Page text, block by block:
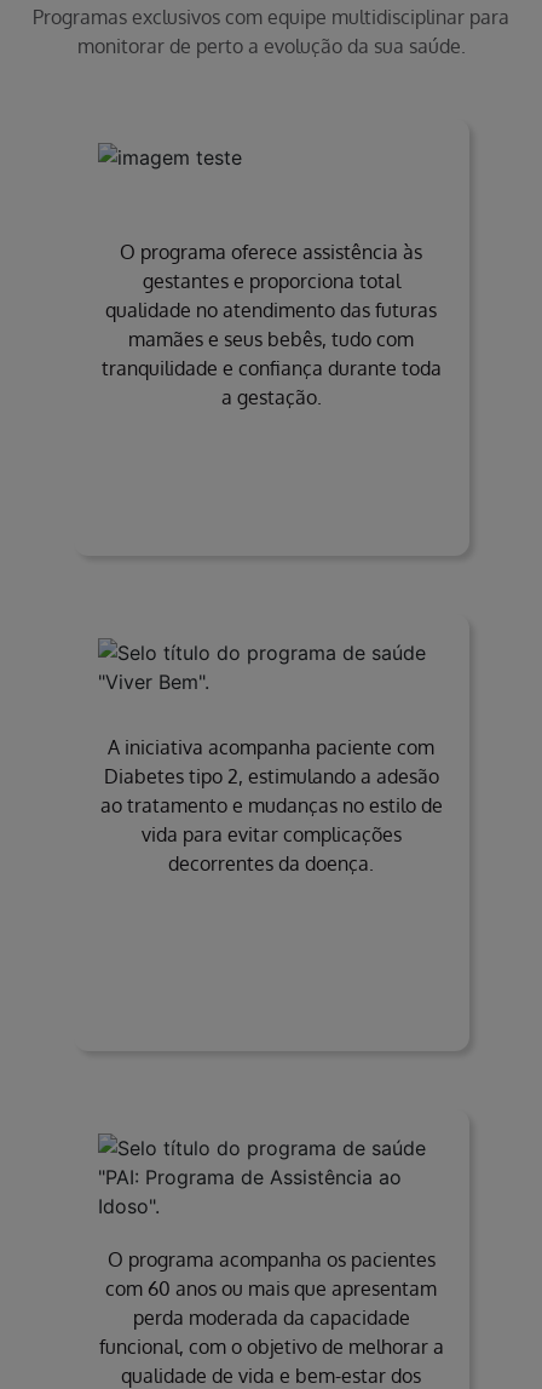
Programas exclusivos com equipe multidisciplinar para
monitorar de perto a evolução da sua saúde.
O programa oferece assistência às
gestantes e proporciona total
qualidade no atendimento das futuras
mamães e seus bebês, tudo com
tranquilidade e confiança durante toda
a gestação.
A iniciativa acompanha paciente com
Diabetes tipo 2, estimulando a adesão
ao tratamento e mudanças no estilo de
vida para evitar complicações
decorrentes da doença.
O programa acompanha os pacientes
com 60 anos ou mais que apresentam
perda moderada da capacidade
funcional, com o objetivo de melhorar a
qualidade de vida e bem-estar dos